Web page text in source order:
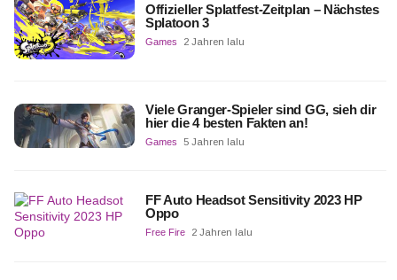
Offizieller Splatfest-Zeitplan – Nächstes
Splatoon 3
Games 2 Jahren lalu
Viele Granger-Spieler sind GG, sieh dir
hier die 4 besten Fakten an!
Games 5 Jahren lalu
FF Auto Headsot Sensitivity 2023 HP
Oppo
Free Fire 2 Jahren lalu